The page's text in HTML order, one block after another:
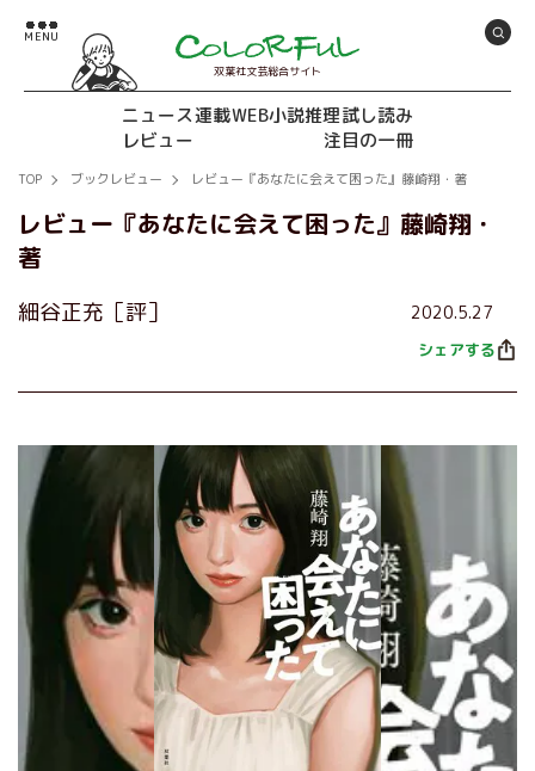
双葉社文芸総合サイト
ニュース連載WEB小説推理試し読み
レビュー
注目の一冊
TOP ブックレビュー レビュー『あなたに会えて困った』藤崎翔・著
レビュー『あなたに会えて困った』藤崎翔・
著
細谷正充［評］ 2020.5.27
シェアする